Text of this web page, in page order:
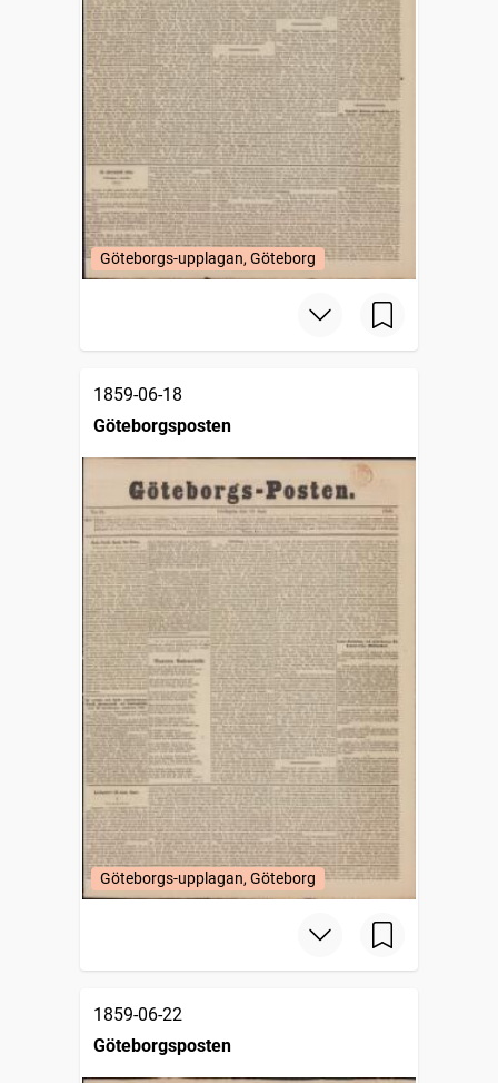
Göteborgs-upplagan, Göteborg
1859-06-18
Göteborgsposten
Göteborgs-upplagan, Göteborg
1859-06-22
Göteborgsposten